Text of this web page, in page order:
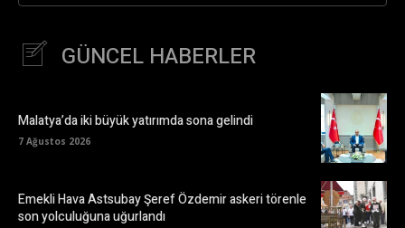
GÜNCEL HABERLER
Malatya’da iki büyük yatırımda sona gelindi
7 Ağustos 2026
Emekli Hava Astsubay Şeref Özdemir askeri törenle
son yolculuğuna uğurlandı